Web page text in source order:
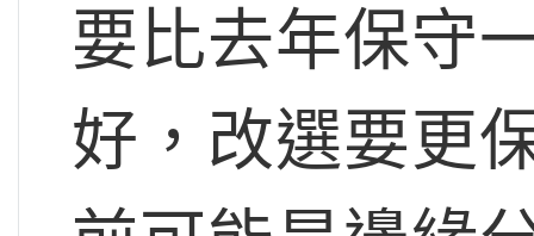
要比去年保守
好，改選要更